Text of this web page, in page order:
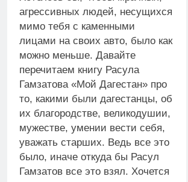
агрессивных людей, несущихся
мимо тебя с каменными
лицами на своих авто, было как
можно меньше. Давайте
перечитаем книгу Расула
Гамзатова «Мой Дагестан» про
то, какими были дагестанцы, об
их благородстве, великодушии,
мужестве, умении вести себя,
уважать старших. Ведь все это
было, иначе откуда бы Расул
Гамзатов все это взял. Хочется